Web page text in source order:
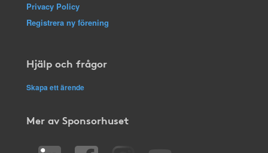
Privacy Policy
Registrera ny förening
Hjälp och frågor
Skapa ett ärende
Mer av Sponsorhuset